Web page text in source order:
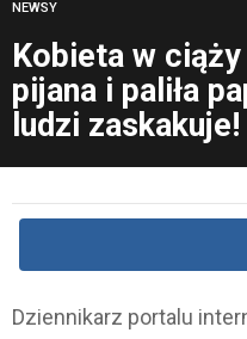
NEWSY
Kobieta w
pijana i paliła
ludzi zaskakuje!
Dziennikarz portalu